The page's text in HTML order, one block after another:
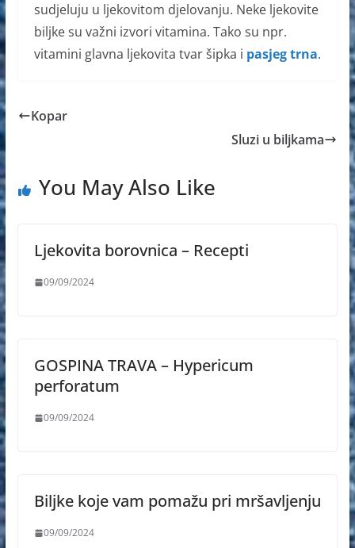
sudjeluju u ljekovitom djelovanju. Neke ljekovite
biljke su važni izvori vitamina. Tako su npr.
vitamini glavna ljekovita tvar šipka i pasjeg trna.
Kopar
Sluzi u biljkama
You May Also Like
Ljekovita borovnica – Recepti
09/09/2024
GOSPINA TRAVA – Hypericum
perforatum
09/09/2024
Biljke koje vam pomažu pri mršavljenju
09/09/2024